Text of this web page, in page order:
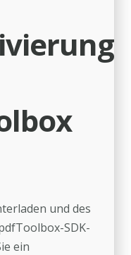
und des
SDK-
ein